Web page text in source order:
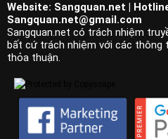
Website: Sangquan.net |
Sangquan.net@gmail.com
Sangquan.net có trách nhiệm
bất cứ trách nhiệm với các thông
thỏa thuận.